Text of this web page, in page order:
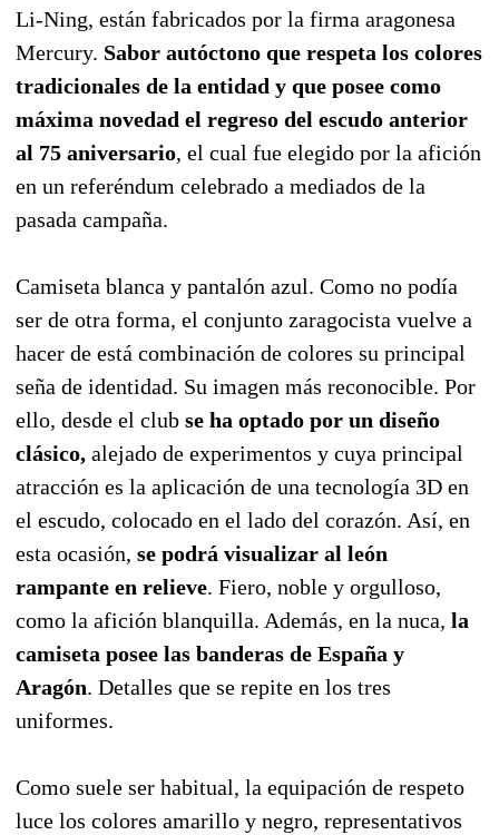
Li-Ning, están fabricados por la firma aragonesa
Mercury. Sabor autóctono que respeta los colores
tradicionales de la entidad y que posee como
máxima novedad el regreso del escudo anterior
al 75 aniversario, el cual fue elegido por la afición
en un referéndum celebrado a mediados de la
pasada campaña.
Camiseta blanca y pantalón azul. Como no podía
ser de otra forma, el conjunto zaragocista vuelve a
hacer de está combinación de colores su principal
seña de identidad. Su imagen más reconocible. Por
ello, desde el club se ha optado por un diseño
clásico, alejado de experimentos y cuya principal
atracción es la aplicación de una tecnología 3D en
el escudo, colocado en el lado del corazón. Así, en
esta ocasión, se podrá visualizar al león
rampante en relieve. Fiero, noble y orgulloso,
como la afición blanquilla. Además, en la nuca, la
camiseta posee las banderas de España y
Aragón. Detalles que se repite en los tres
uniformes.
Como suele ser habitual, la equipación de respeto
luce los colores amarillo y negro, representativos